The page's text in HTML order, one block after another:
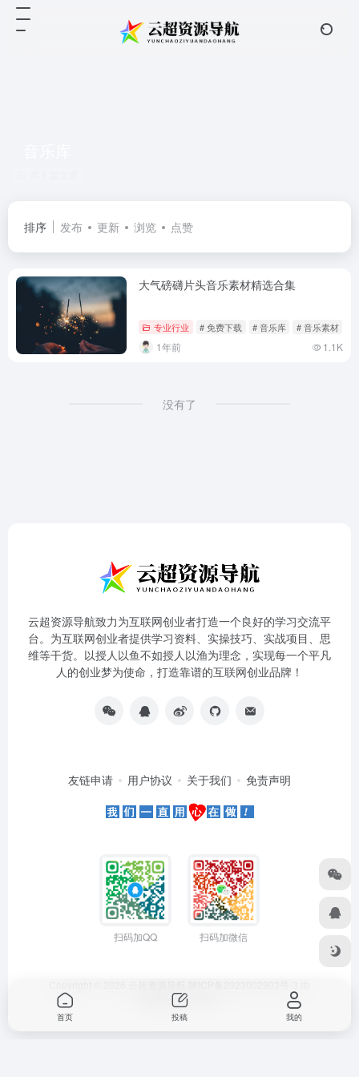
排序 发布 更新 浏览 点赞
大气磅礴片头音乐素材精选合集
专业行业 # 免费下载 # 音乐库 # 音乐素材
1年前 1.1K
没有了
云超资源导航致力为互联网创业者打造一个良好的学习交流平
台。为互联网创业者提供学习资料、实操技巧、实战项目、思
维等干货。以授人以鱼不如授人以渔为理念，实现每一个平凡
人的创业梦为使命，打造靠谱的互联网创业品牌！
友链申请 用户协议 关于我们 免责声明
扫码加QQ 扫码加微信
OneNav强力驱动
首页 投稿 我的